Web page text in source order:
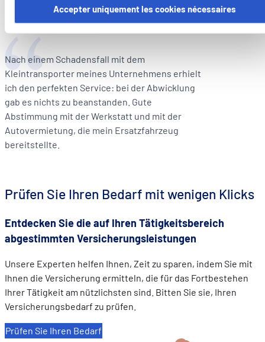
fonctionnement du site. Notez que si vous désactivez des
cookies utilisés ici, il se peut que certaines fonctionnalités ou
parties de ce site Web ne soient plus normalement
accessibles. D'autres sont utilisés pour :
Améliorer votre expérience utilisateur, en personnalisant
vos fonctionnalités et en se souvenant de vos choix.
Mesurer l'audience en suivant le nombre de visiteurs et
comprenant comment vous arrivez sur notre site.
Proposer des offres et services personnalisés et en
les performances. Partager des informations avec les
sociaux utilisés et vous permettre de visualiser du contenu
Accepter uniquement les cookies nécessaires
Carlos – Elektriker
Nach einem Schadensfall mit dem
Kleintransporter meines Unternehmens erhielt
ich den perfekten Service: bei der Abwicklung
gab es nichts zu beanstanden. Gute
Abstimmung mit der Werkstatt und mit der
Autovermietung, die mein Ersatzfahrzeug
bereitstellte.
Prüfen Sie Ihren Bedarf mit wenigen Klicks
Entdecken Sie die auf Ihren Tätigkeitsbereich
abgestimmten Versicherungsleistungen
Unsere Experten helfen Ihnen, Zeit zu sparen, indem Sie mit
Ihnen die Versicherung ermitteln, die für das Fortbestehen
Ihrer Tätigkeit am nützlichsten sind. Bitten Sie sie, Ihren
Versicherungsbedarf zu prüfen.
Prüfen Sie Ihren Bedarf